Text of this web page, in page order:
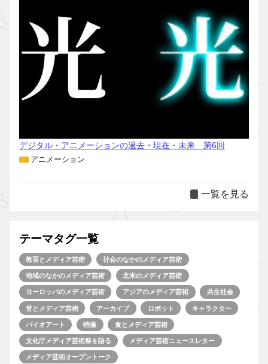
デジタル・アニメーションの過去・現在・未来 第6回
アニメーション
一覧を見る
テーマタグ一覧
教育とメディア芸術 社会のなかのメディア芸術
地域のなかのメディア芸術 北米のメディア芸術
ヨーロッパのメディア芸術 アジアのメディア芸術 共生社会
音とメディア芸術 アーカイブ ロボット キャラクター
バイオアート 特撮 食とメディア芸術
文化庁メディア芸術祭を語る メディア芸術ニュースレター
メディア芸術オープントーク